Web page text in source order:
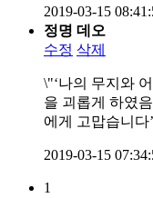
2019-03-15
정명 데오
수정 삭제
\"‘나의 무지와
을 괴롭게 하였
에게 고맙습니
2019-03-15
1